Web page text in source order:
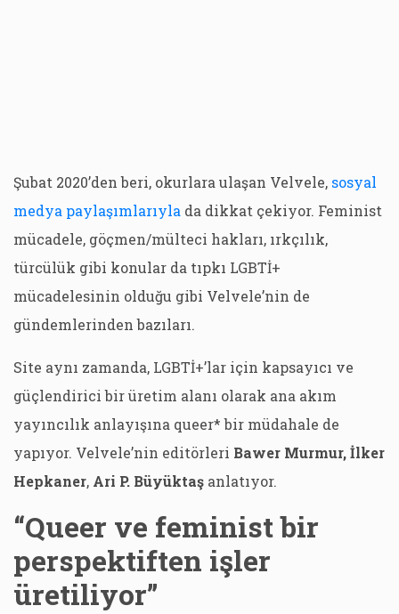
Şubat 2020’den beri, okurlara ulaşan Velvele, sosyal
medya paylaşımlarıyla da dikkat çekiyor. Feminist
mücadele, göçmen/mülteci hakları, ırkçılık,
türcülük gibi konular da tıpkı LGBTİ+
mücadelesinin olduğu gibi Velvele’nin de
gündemlerinden bazıları.
Site aynı zamanda, LGBTİ+’lar için kapsayıcı ve
güçlendirici bir üretim alanı olarak ana akım
yayıncılık anlayışına queer* bir müdahale de
yapıyor. Velvele’nin editörleri Bawer Murmur,İlker
Hepkaner, Ari P. Büyüktaş anlatıyor.
“Queer ve feminist bir
perspektiften işler
üretiliyor”